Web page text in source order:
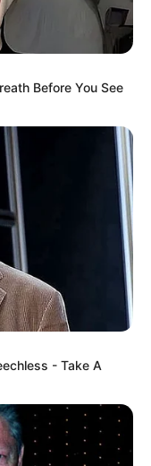
Before You See
- Take A